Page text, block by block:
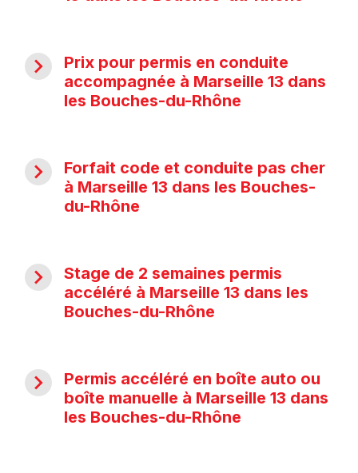
navigate_next
Prix pour permis en conduite
accompagnée à Marseille 13 dans
les Bouches-du-Rhône
navigate_next
Forfait code et conduite pas cher
à Marseille 13 dans les Bouches-
du-Rhône
navigate_next
Stage de 2 semaines permis
accéléré à Marseille 13 dans les
Bouches-du-Rhône
navigate_next
Permis accéléré en boîte auto ou
boîte manuelle à Marseille 13 dans
les Bouches-du-Rhône